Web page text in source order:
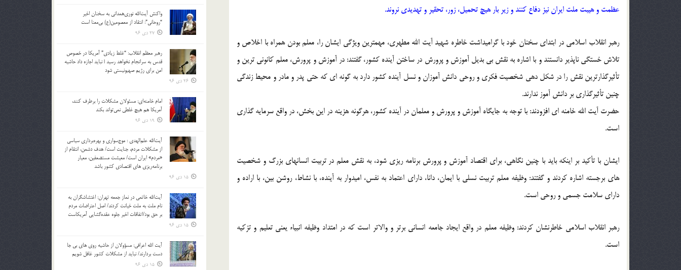
عظمت و هیبت ملت ایران نیز دفاع کنند و زیر بار هیچ تحمیل، زور، تحقیر و تهدیدی نروند.
رهبر انقلاب اسلامی در ابتدای سخنان خود با گرامیداشت خاطره شهید آیت الله مطهری، مهمترین ویژگی ایشان را، معلم بودن همراه با اخلاص و
تلاش خستگی ناپذیر دانستند و با اشاره به نقش بی بدیل آموزش و پرورش در ساختن آینده کشور، گفتند: در آموزش و پرورش، معلم کانونی ترین و
تأثیرگذارترین نقش را در شکل دهی شخصیت فکری و روحی دانش آموزان و نسل آینده کشور دارد به گونه ای که حتی پدر و مادر و محیط زندگی
چنین تأثیرگذاری بر دانش آموز ندارند.
حضرت آیت الله خامنه ای افزودند: با توجه به جایگاه آموزش و پرورش و معلمان در آینده کشور، هرگونه هزینه در این بخش، در واقع سرمایه گذاری
است.
ایشان با تأکید بر اینکه باید با چنین نگاهی، برای اقتصاد آموزش و پرورش برنامه ریزی شود، به نقش معلم در تربیت انسانهای بزرگ و شخصیت
های برجسته اشاره کردند و گفتند: وظیفه معلم تربیت نسلی با ایمان، دانا، دارای اعتماد به نفس، امیدوار به آینده، با نشاط، روشن بین، با اراده و
دارای سلامت جسمی و روحی است.
رهبر انقلاب اسلامی خاطرنشان کردند: وظیفه معلم در واقع ایجاد جامعه انسانی برتر و والاتر است که در امتداد وظیفه انبیاء یعنی تعلیم و تزکیه
است.
واکنش آیت‌الله نوری‌همدانی به سخنان اخیر
“روحانی”: انتقاد از معصومین(ع) بی‌معنا است
27 دی 96
رهبر معظم انقلاب: “غلط زیادی” آمریکا در خصوص
قدس به سرانجام نخواهد رسید | نباید اجازه داد حاشیه
امن برای رژیم صهیونیستی شود
26 دی 96
امام خامنه‌ای: مسئولان مشکلات را برطرف کنند،
آمریکا هم هیچ غلطی نمی‌تواند بکند
19 دی 96
آیت‌الله علم‌الهدی : موج‌سواری و بهره‌برداری سیاسی
از مشکلات مردم، جنایت است/ هدف دشمن، انتقام از
«مردم» ایران است/ معیشت مستضعفین، معیار
برنامه‌ریزی های اقتصادی کشور باشد
15 دی 96
آیت‌الله خاتمی در نماز جمعه تهران: اغتشاشگران به
نام ملت به ملت خیانت کردند/ اصل اعتراضات مردم
بر حق بود/اتفاقات اخیر جلوه عقده‌گشایی آمریکاست
15 دی 96
آیت الله اعرافی: مسؤولان از حاشیه روی های بی جا
دست بردارند/ نباید از مشکلات کشور غافل شویم
15 دی 96